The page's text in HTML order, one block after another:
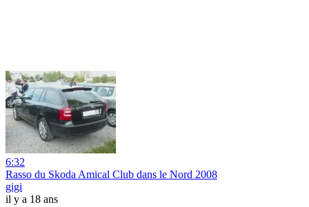
6:32
Rasso du Skoda Amical Club dans le Nord 2008
gigi
il y a 18 ans